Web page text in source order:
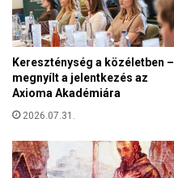
k
i
m
a
r
a
d
s
o
Kereszténység a közéletben –
megnyílt a jelentkezés az
Axioma Akadémiára
2026.07.31.